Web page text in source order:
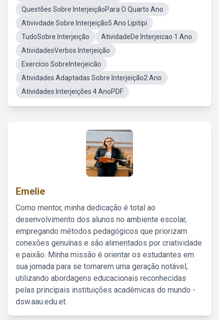
Questões Sobre InterjeiçãoPara O Quarto Ano
Ativivdade Sobre Interjeição5 Ano Lipitipi
TudoSobre Interjeição
AtividadeDe Interjeicao 1 Ano
AtividadesVerbos Interjeição
Exercício SobreInterjeicão
Atividades Adaptadas Sobre Interjeição2 Ano
Atividades Interjeições 4 AnoPDF
Emelie
Como mentor, minha dedicação é total ao
desenvolvimento dos alunos no ambiente escolar,
empregando métodos pedagógicos que priorizam
conexões genuínas e são alimentados por criatividade
e paixão. Minha missão é orientar os estudantes em
sua jornada para se tornarem uma geração notável,
utilizando abordagens educacionais reconhecidas
pelas principais instituições acadêmicas do mundo -
dsw.aau.edu.et.